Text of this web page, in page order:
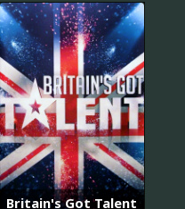
Britain's Got Talent